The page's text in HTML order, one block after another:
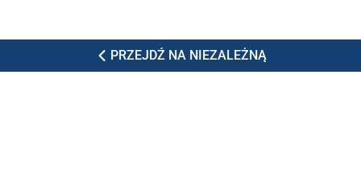
PRZEJDŹ NA NIEZALEŻNĄ